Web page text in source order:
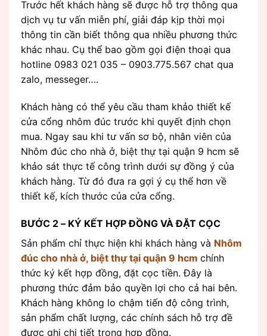
Trước hết khách hàng sẽ được hỗ trợ thông qua
dịch vụ tư vấn miễn phí, giải đáp kịp thời mọi
thông tin cần biết thông qua nhiều phương thức
khác nhau. Cụ thể bao gồm gọi điện thoại qua
hotline 0983 021 035 – 0903.775.567 chat qua
zalo, messeger….
Khách hàng có thể yêu cầu tham khảo thiết kế
cửa cổng nhôm đúc trước khi quyết định chọn
mua. Ngay sau khi tư vấn sơ bộ, nhân viên của
Nhôm đúc cho nhà ở, biệt thự tại quận 9 hcm sẽ
khảo sát thực tế công trình dưới sự đồng ý của
khách hàng. Từ đó đưa ra gợi ý cụ thể hơn về
thiết kế, kích thước của cửa cổng.
BƯỚC 2 – KÝ KẾT HỢP ĐỒNG VÀ ĐẶT CỌC
Sản phẩm chỉ thực hiện khi khách hàng và Nhôm
đúc cho nhà ở, biệt thự tại quận 9 hcm chính
thức ký kết hợp đồng, đặt cọc tiền. Đây là
phương thức đảm bảo quyền lợi cho cả hai bên.
Khách hàng không lo chậm tiến độ công trình,
sản phẩm chất lượng, các chính sách hỗ trợ đề
được ghi chi tiết trong hợp đồng.